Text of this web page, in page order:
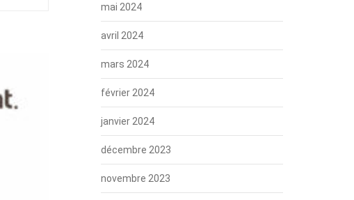
mai 2024
avril 2024
mars 2024
février 2024
janvier 2024
décembre 2023
novembre 2023